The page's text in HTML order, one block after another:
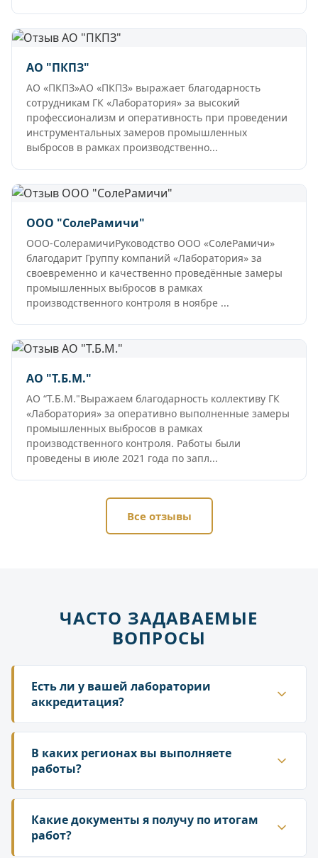
АО "ПКПЗ"
АО «ПКПЗ»АО «ПКПЗ» выражает благодарность
сотрудникам ГК «Лаборатория» за высокий
профессионализм и оперативность при проведении
инструментальных замеров промышленных
выбросов в рамках производственно...
ООО "СолеРамичи"
ООО-СолерамичиРуководство ООО «СолеРамичи»
благодарит Группу компаний «Лаборатория» за
своевременно и качественно проведённые замеры
промышленных выбросов в рамках
производственного контроля в ноябре ...
АО "Т.Б.М."
АО “Т.Б.М."Выражаем благодарность коллективу ГК
«Лаборатория» за оперативно выполненные замеры
промышленных выбросов в рамках
производственного контроля. Работы были
проведены в июле 2021 года по запл...
Все отзывы
ЧАСТО ЗАДАВАЕМЫЕ
ВОПРОСЫ
Есть ли у вашей лаборатории
аккредитация?
Да. ГК «Лаборатория» аккредитована в
национальной системе Росаккредитации. Наши
протоколы и заключения принимаются
Росприроднадзором, государственной
инспекцией труда.
В каких регионах вы выполняете
работы?
Работаем по всей территории России. У нас
собственная сеть лабораторий и партнёрских
подразделений, что позволяет организовать
Какие документы я получу по итогам
работ?